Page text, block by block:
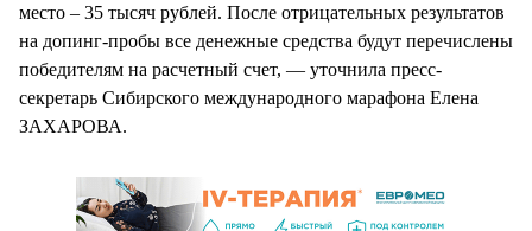
место – 35 тысяч рублей. После отрицательных результатов
на допинг-пробы все денежные средства будут перечислены
победителям на расчетный счет, — уточнила пресс-
секретарь Сибирского международного марафона Елена
ЗАХАРОВА.